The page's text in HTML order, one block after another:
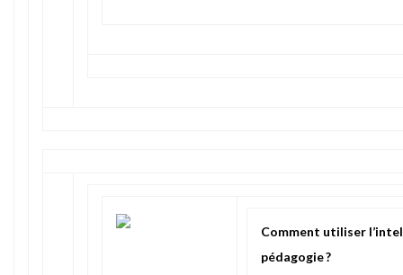
Comment utiliser
pédagogie ?